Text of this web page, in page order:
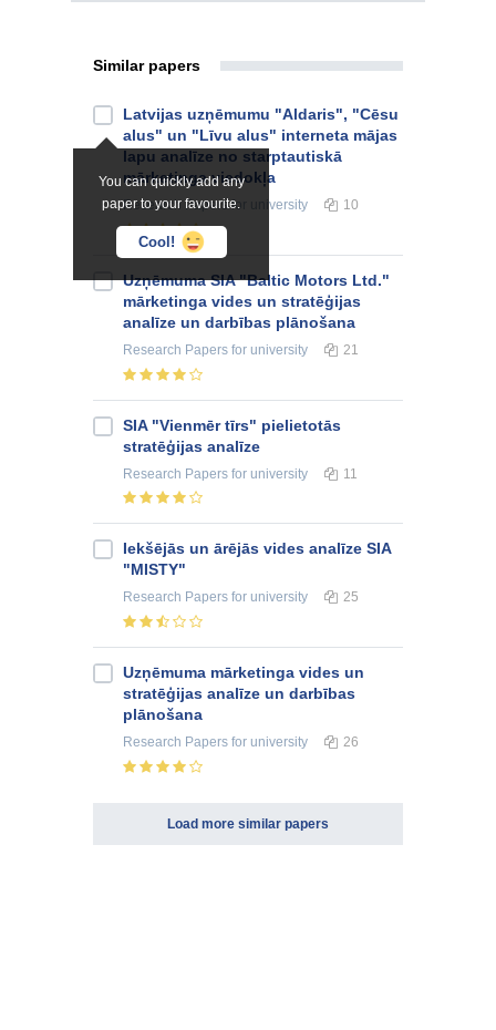
Similar papers
You can quickly add any
paper to your favourite.
Cool!
Latvijas uzņēmumu "Aldaris", "Cēsu
alus" un "Līvu alus" interneta mājas
lapu analīze no starptautiskā
mārketinga viedokļa
Research Papersfor university 10
Uzņēmuma SIA "Baltic Motors Ltd."
mārketinga vides un stratēģijas
analīze un darbības plānošana
Research Papers for university 21
SIA "Vienmēr tīrs" pielietotās
stratēģijas analīze
Research Papers for university 11
Iekšējās un ārējās vides analīze SIA
"MISTY"
Research Papers for university 25
Uzņēmuma mārketinga vides un
stratēģijas analīze un darbības
plānošana
Research Papers for university 26
Load more similar papers